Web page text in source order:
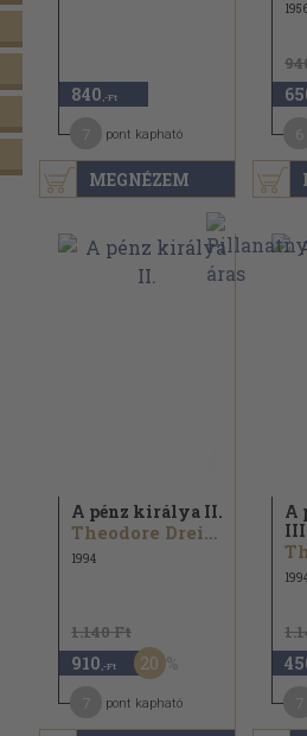
MEGNÉZEM
840 ,-Ft
pont kapható
A pénz királya II.
Theodore Dreiser
1994
1.140 Ft
910 ,-Ft 20
pont kapható
A